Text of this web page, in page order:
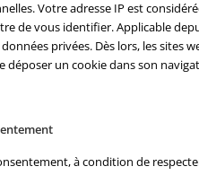
Votre adresse IP est
de vous identifier. Applicable
privées. Dès lors, les sites
déposer un cookie dans son
à condition de